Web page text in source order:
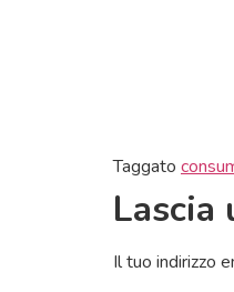
Taggato
Lascia
Il tuo indirizzo